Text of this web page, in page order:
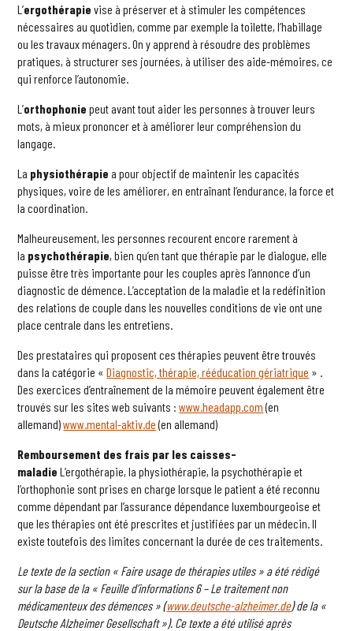
L’ergothérapie vise à préserver et à stimuler les compétences
nécessaires au quotidien, comme par exemple la toilette, l’habillage
ou les travaux ménagers. On y apprend à résoudre des problèmes
pratiques, à structurer ses journées, à utiliser des aide-mémoires, ce
qui renforce l’autonomie.
L’orthophonie peut avant tout aider les personnes à trouver leurs
mots, à mieux prononcer et à améliorer leur compréhension du
langage.
La physiothérapie a pour objectif de maintenir les capacités
physiques, voire de les améliorer, en entraînant l’endurance, la force et
la coordination.
Malheureusement, les personnes recourent encore rarement à
la psychothérapie, bien qu’en tant que thérapie par le dialogue, elle
puisse être très importante pour les couples après l’annonce d’un
diagnostic de démence. L’acceptation de la maladie et la redéfinition
des relations de couple dans les nouvelles conditions de vie ont une
place centrale dans les entretiens.
Des prestataires qui proposent ces thérapies peuvent être trouvés
dans la catégorie «Diagnostic, thérapie, rééducation gériatrique » .
Des exercices d’entraînement de la mémoire peuvent également être
trouvés sur les sites web suivants :www.headapp.com(en
allemand)www.mental-aktiv.de(en allemand)
Remboursement des frais par les caisses-
maladie L’ergothérapie, la physiothérapie, la psychothérapie et
l’orthophonie sont prises en charge lorsque le patient a été reconnu
comme dépendant par l’assurance dépendance luxembourgeoise et
que les thérapies ont été prescrites et justifiées par un médecin. Il
existe toutefois des limites concernant la durée de ces traitements.
Le texte de la section « Faire usage de thérapies utiles » a été rédigé
sur la base de la « Feuille d’informations 6 – Le traitement non
médicamenteux des démences » (www.deutsche-alzheimer.de) de la «
Deutsche Alzheimer Gesellschaft »). Ce texte a été utilisé après